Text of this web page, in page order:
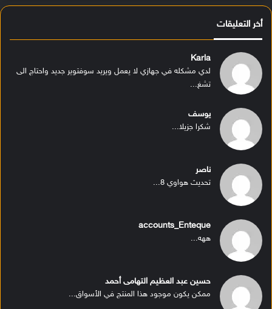
أخر التعليقات
Karla
لدي مشكله في جهازي لا يعمل ويريد سوفتوير جديد واحتاج الى
تشغ...
يوسف
شكرا جزيلا...
ناصر
تحديث هواوي 8...
accounts_Enteque
ههه...
حسين عبد العظيم التهامى أحمد
ممكن يكون موجود هذا المنتج في الأسواق...